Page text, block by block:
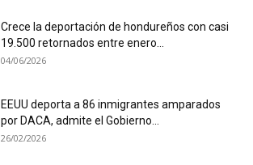
Crece la deportación de hondureños con casi
19.500 retornados entre enero...
04/06/2026
EEUU deporta a 86 inmigrantes amparados
por DACA, admite el Gobierno...
26/02/2026